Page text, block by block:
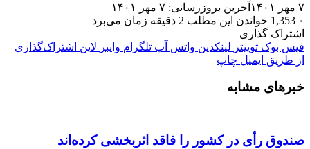
۷ مهر ۱۴۰۱
آخرین بروزرسانی: ۷ مهر ۱۴۰۱
۰
خواندن این مطلب 2 دقیقه زمان می‌برد
اشتراک گذاری
فیس بوک توییتر لینکدین واتس آپ تلگرام وایبر لاین اشتراک‌گذاری
از طریق ایمیل چاپ
خبرهای مشابه
صندوق رأی در کشور را فاقد اثربخشی کرده‌اند